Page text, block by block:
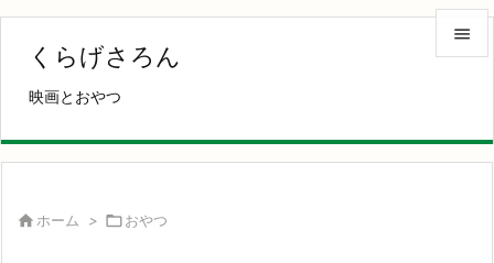
くらげさろん
映画とおやつ


サイド
 ホーム > おやつ